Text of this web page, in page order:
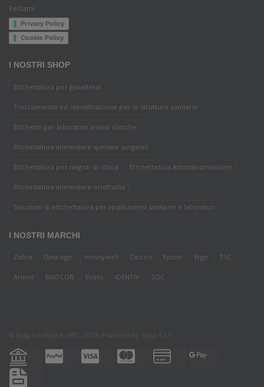
Reclami
Privacy Policy
Cookie Policy
I NOSTRI SHOP
Etichettatura per gioiellerie
Tracciamento ed identificazione per le strutture sanitarie
Etichette per laboratori analisi cliniche
Etichettatura alimentare speciale surgelati
Etichettatura per negozi di ottica Etichettatura Antimanomissione
Etichettatura alimentare ortofrutta
Soluzioni di etichettatura per applicazioni sanitarie e laboratori
I NOSTRI MARCHI
Zebra Datalogic Honeywell Citizen Epson Ergo TSC
Armor BIXOLON Evolis IDENTIV SQC
© Snap hardware 1997 - 2026. Powered by Snap S.r.l.